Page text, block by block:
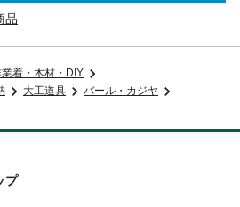
品
着・木材・DIY
大工道具
バール・カジヤ
プ